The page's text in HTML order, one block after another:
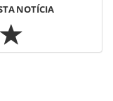
NOTÍCIA